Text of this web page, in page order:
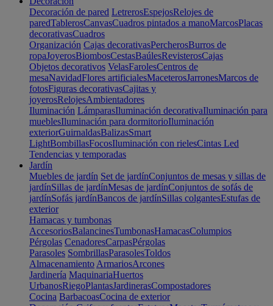
Decoración de pared LetrerosEspejosRelojes de
paredTablerosCanvasCuadros pintados a manoMarcosPlacas
decorativasCuadros
Organización Cajas decorativasPercherosBurros de
ropaJoyerosBiombosCestasBaúlesRevisterosCajas
Objetos decorativos VelasFarolesCentros de
mesaNavidadFlores artificialesMaceterosJarronesMarcos de
fotosFiguras decorativasCajitas y
joyerosRelojesAmbientadores
Iluminación LámparasIluminación decorativaIluminación para
mueblesIluminación para dormitorioIluminación
exteriorGuirnaldasBalizasSmart
LightBombillasFocosIluminación con rielesCintas Led
Tendencias y temporadas
Jardín
Muebles de jardín Set de jardínConjuntos de mesas y sillas de
jardínSillas de jardínMesas de jardínConjuntos de sofás de
jardínSofás jardínBancos de jardínSillas colgantesEstufas de
exterior
Hamacas y tumbonas
AccesoriosBalancinesTumbonasHamacasColumpios
Pérgolas CenadoresCarpasPérgolas
Parasoles SombrillasParasolesToldos
Almacenamiento ArmariosArcones
Jardinería MaquinariaHuertos
UrbanosRiegoPlantasJardinerasCompostadores
Cocina BarbacoasCocina de exterior